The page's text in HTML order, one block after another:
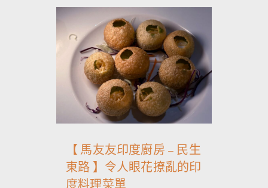
【 馬友友印度廚房 – 民生
東路 】令人眼花撩亂的印
度料理菜單